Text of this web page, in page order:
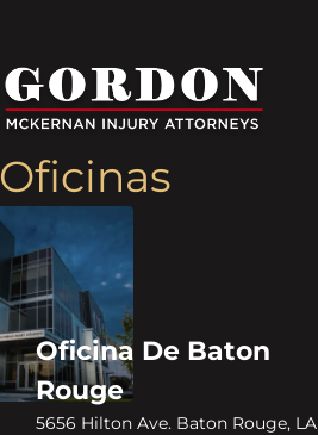
Oficinas
Oficina De Baton
Rouge
5656 Hilton Ave. Baton Rouge, LA